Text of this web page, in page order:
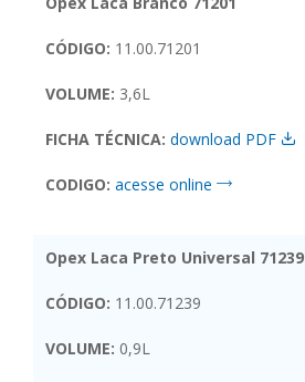
CÓDIGO: 11.00.71201
VOLUME: 3,6L
FICHA TÉCNICA: download PDF
CODIGO: acesse online
Opex Laca Preto Universal 71239
CÓDIGO: 11.00.71239
VOLUME: 0,9L